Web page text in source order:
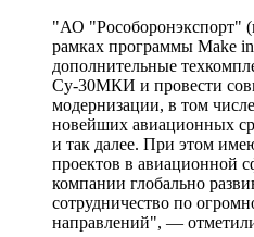
"АО "Рособоронэкспорт"
рамках программы Make
дополнительные
Су-30МКИ и провести
модернизации, в том
новейших авиационных
и так далее. При этом
проектов в авиационной
компании глобально
сотрудничество по
направлений", —